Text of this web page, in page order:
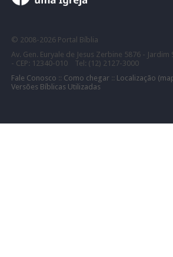
© 2008- 2026 Portal Bíblia
Av. Gen. Euryale de Jesus Zerbine 5876 - Jardim
- CEP: 12340-010 Tel: (12) 2127-3000
Fale Conosco :: Como chegar:: Localização
Versões Bíblicas Utilizadas